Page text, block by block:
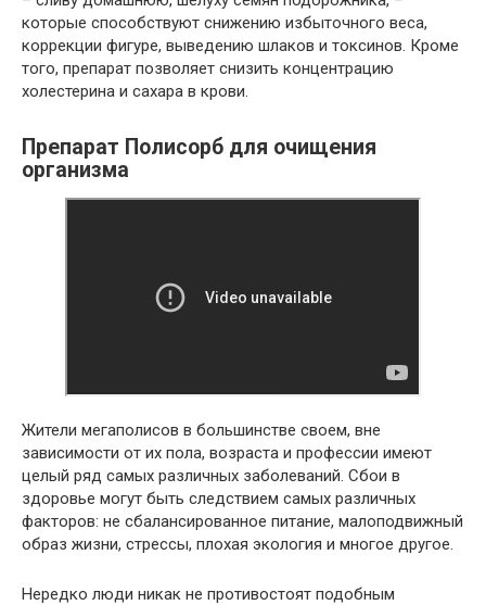
которые способствуют снижению избыточного веса,
коррекции фигуре, выведению шлаков и токсинов. Кроме
того, препарат позволяет снизить концентрацию
холестерина и сахара в крови.
Препарат Полисорб для очищения
организма
Жители мегаполисов в большинстве своем, вне
зависимости от их пола, возраста и профессии имеют
целый ряд самых различных заболеваний. Сбои в
здоровье могут быть следствием самых различных
факторов: не сбалансированное питание, малоподвижный
образ жизни, стрессы, плохая экология и многое другое.
Нередко люди никак не противостоят подобным